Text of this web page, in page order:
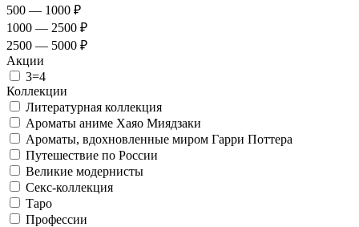
500 — 1000 ₽
1000 — 2500 ₽
2500 — 5000 ₽
Акции
3=4
Коллекции
Литературная коллекция
Ароматы аниме Хаяо Миядзаки
Ароматы, вдохновленные миром Гарри Поттера
Путешествие по России
Великие модернисты
Секс-коллекция
Таро
Профессии